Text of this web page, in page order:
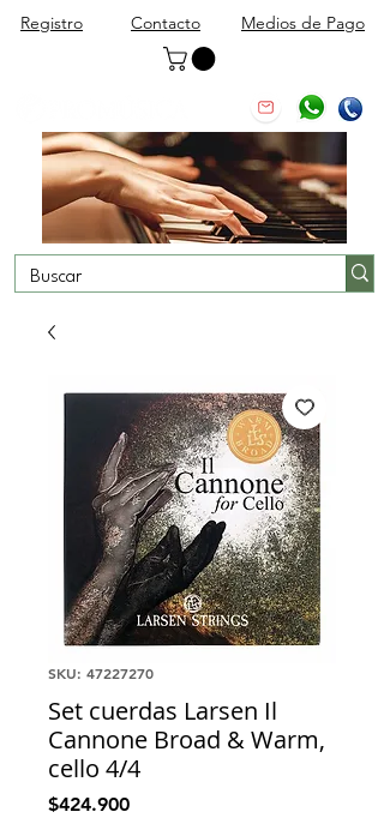
Registro Contacto Medios de Pago
SKU: 47227270
Set cuerdas Larsen Il
Cannone Broad & Warm,
cello 4/4
$424.900Precio